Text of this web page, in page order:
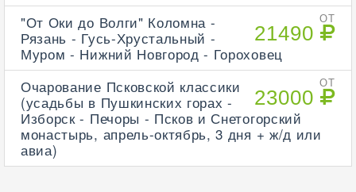
ОТ
21490
"От Оки до Волги" Коломна -
Рязань - Гусь-Хрустальный -
Муром - Нижний Новгород - Гороховец
ОТ
23000
Очарование Псковской классики
(усадьбы в Пушкинских горах -
Изборск - Печоры - Псков и Снетогорский
монастырь, апрель-октябрь, 3 дня + ж/д или
авиа)